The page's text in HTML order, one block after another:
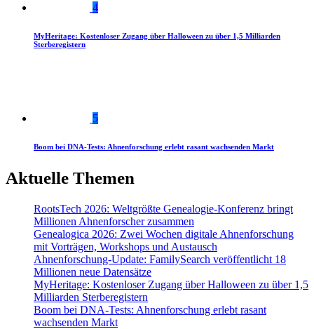
4
MyHeritage: Kostenloser Zugang über Halloween zu über 1,5 Milliarden
Sterberegistern
5
Boom bei DNA-Tests: Ahnenforschung erlebt rasant wachsenden Markt
Aktuelle Themen
RootsTech 2026: Weltgrößte Genealogie-Konferenz bringt
Millionen Ahnenforscher zusammen
Genealogica 2026: Zwei Wochen digitale Ahnenforschung
mit Vorträgen, Workshops und Austausch
Ahnenforschung-Update: FamilySearch veröffentlicht 18
Millionen neue Datensätze
MyHeritage: Kostenloser Zugang über Halloween zu über 1,5
Milliarden Sterberegistern
Boom bei DNA-Tests: Ahnenforschung erlebt rasant
wachsenden Markt